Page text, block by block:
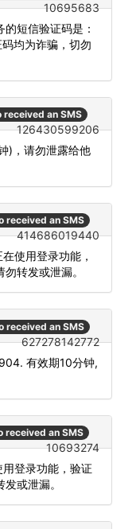
10695683
的短信验证码是：
均为诈骗，切勿
received an SMS
126430599206
)，请勿泄露给他
received an SMS
414686019440
使用登录功能，
转发或泄漏。
received an SMS
627278142772
有效期10分钟,
received an SMS
10693274
用登录功能，验证
或泄漏。